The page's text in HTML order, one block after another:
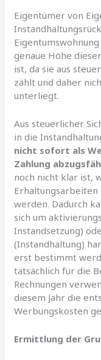
Eigentümer von
genaue Höhe
ist, da sie aus
zählt und daher
unterliegt.
Aus steuerlicher
in die
nicht sofort als
Zahlung
noch nicht klar ist,
werden. Dadurch
sich um
Instandsetzung)
(Instandhaltung)
erst bestimmt
tatsächlich für die
Rechnungen
diesem Jahr die
Werbungskosten
Ermittlung der